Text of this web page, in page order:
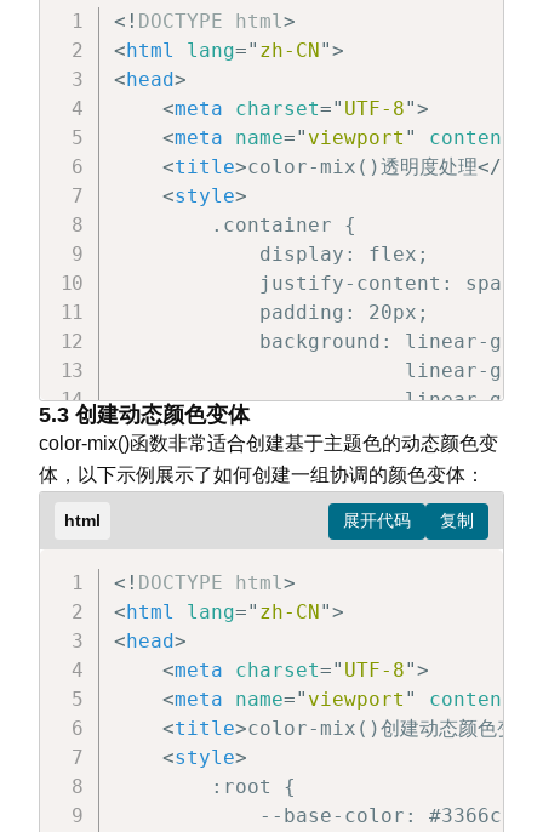
background-color:
        }
        .hover-effect {
            width: 200px;
            height: 50px;
            margin: 20px auto;
            text-align: center;
            line-height: 50px;
            cursor: pointer;
background-color:
transition:
        .hover-effect:hover {
            /* 悬停时增加主色比例 */
background-color:
< body >
< div class "dynamic-color
<div
body>
html>
<! DOCTYPE html>
< html lang=" zh-CN ">
< head>
<meta charset=" UTF-8">
<meta name=" viewport " content
<title>color-mix()透明度处理</
<style>
        .container {
            display: flex;
justify-content:
            padding: 20px;
background: linear-
linear-
linear-
linear-
background-size: 20px
        }
        .transparent-box {
            width: 150px;
            height: 150px;
            border: 1px solid #333;
        }
        .transparent-1 {
            /* 50%红色与50%透明混合 */
background-color:
5.3 创建动态颜色变体
color-mix()函数非常适合创建基于主题色的动态颜色变
体，以下示例展示了如何创建一组协调的颜色变体：
html
<! DOCTYPE html>
< html lang=" zh-CN ">
< head>
<meta charset=" UTF-8">
<meta name=" viewport " content
<title>color-mix()创建动态颜色变体
<style>
        :root {
            --base-color: #3366cc;